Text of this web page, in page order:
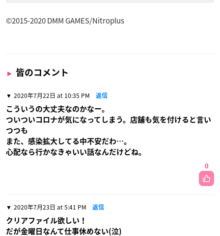
©2015-2020 DMM GAMES/Nitroplus
皆のコメント
2020年7月22日 at 10:35 PM 返信
こういうの大丈夫なのかなー。
ついついコロナが気になってしまう。店舗も気を付けると言い
つつも
また、感染拡大してる中不安だわ…。
心配なら行かなきゃいい話なんだけどね。
0
2020年7月23日 at 5:41 PM 返信
クリアファイル欲しい！
だが金曜日なんて仕事休めない(泣)